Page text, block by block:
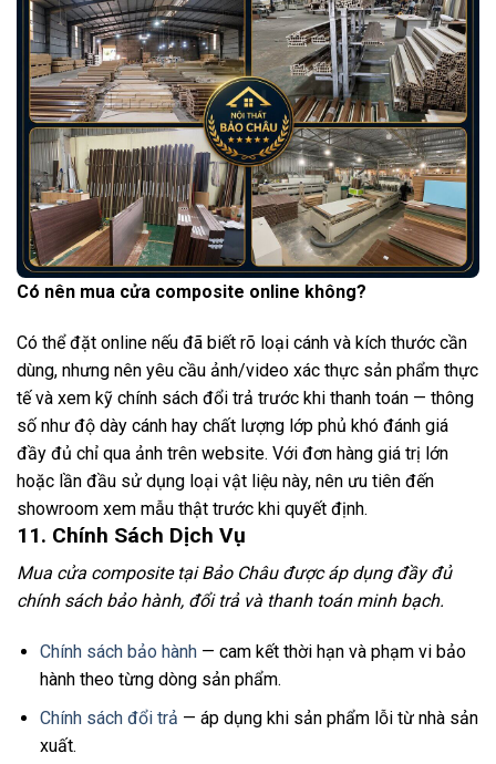
Có nên mua cửa composite online không?
Có thể đặt online nếu đã biết rõ loại cánh và kích thước cần
dùng, nhưng nên yêu cầu ảnh/video xác thực sản phẩm thực
tế và xem kỹ chính sách đổi trả trước khi thanh toán — thông
số như độ dày cánh hay chất lượng lớp phủ khó đánh giá
đầy đủ chỉ qua ảnh trên website. Với đơn hàng giá trị lớn
hoặc lần đầu sử dụng loại vật liệu này, nên ưu tiên đến
showroom xem mẫu thật trước khi quyết định.
11. Chính Sách Dịch Vụ
Mua cửa composite tại Bảo Châu được áp dụng đầy đủ
chính sách bảo hành, đổi trả và thanh toán minh bạch.
Chính sách bảo hành— cam kết thời hạn và phạm vi bảo
hành theo từng dòng sản phẩm.
Chính sách đổi trả — áp dụng khi sản phẩm lỗi từ nhà sản
xuất.